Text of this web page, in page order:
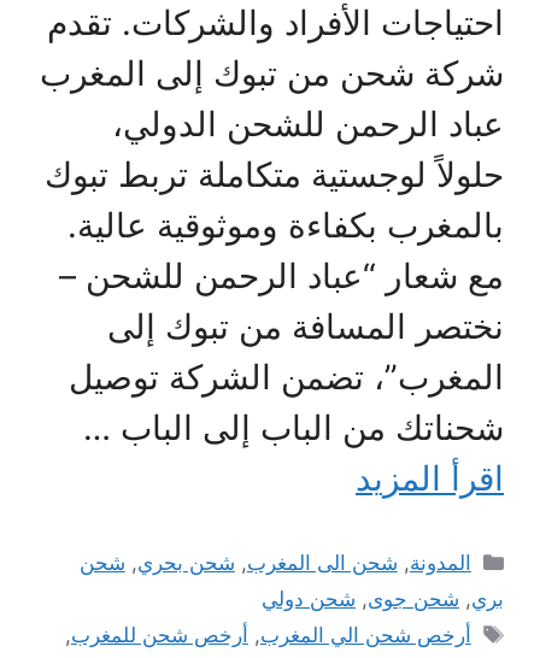
احتياجات الأفراد والشركات. تقدم
شركة شحن من تبوك إلى المغرب
عباد الرحمن للشحن الدولي،
حلولاً لوجستية متكاملة تربط تبوك
بالمغرب بكفاءة وموثوقية عالية.
مع شعار “عباد الرحمن للشحن –
نختصر المسافة من تبوك إلى
المغرب”، تضمن الشركة توصيل
شحناتك من الباب إلى الباب …
اقرأ المزيد
التصنيفات
المدونة, شحن الى المغرب, شحن بحري, شحن
بري, شحن جوى, شحن دولي
الوسوم
أرخص شحن الي المغرب, أرخص شحن للمغرب,